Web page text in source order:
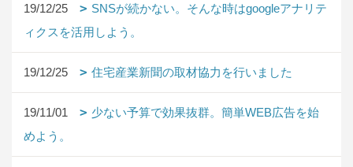
19/12/25
SNSが続かない。そんな時はgoogleアナリテ
ィクスを活用しよう。
19/12/25 住宅産業新聞の取材協力を行いました
19/11/01
少ない予算で効果抜群。簡単WEB広告を始
めよう。